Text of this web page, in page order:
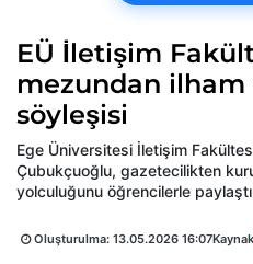
EÜ İletişim
mezundan
söyleşisi
Ege Üniversitesi İletişim
Çubukçuoğlu, gazetecilikten
yolculuğunu öğrencilerle paylaştı
Oluşturulma: 13.05.2026 16:07